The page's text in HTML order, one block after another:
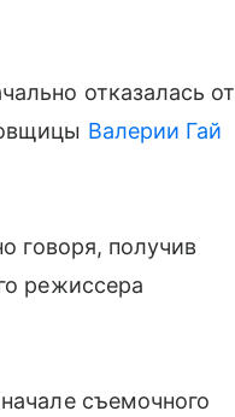
отказалась от
Валерии Гай
говоря, получив
режиссера
съемочного